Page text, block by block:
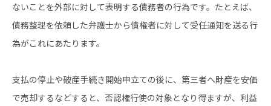
ないことを外部に対して表明する債務者の行為です。たとえば、
債務整理を依頼した弁護士から債権者に対して受任通知を送る行
為がこれにあたります。
支払の停止や破産手続き開始申立ての後に、第三者へ財産を安価
で売却するなどすると、否認権行使の対象となり得ますが、利益